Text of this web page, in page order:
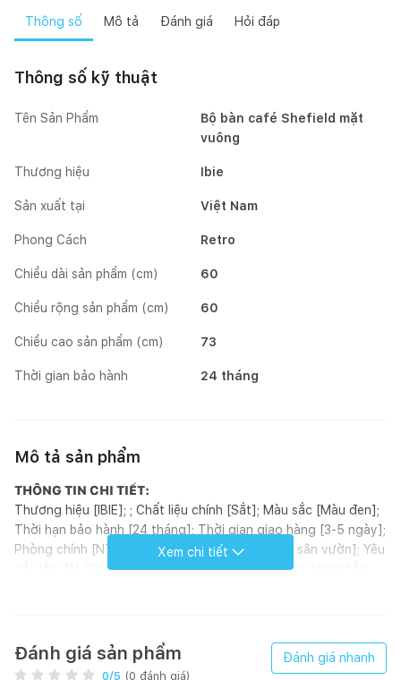
Thông số Mô tả Đánh giá Hỏi đáp
Thông số kỹ thuật
Tên Sản Phẩm
Bộ bàn café Shefield mặt
vuông
Thương hiệu Ibie
Sản xuất tại Việt Nam
Phong Cách Retro
Chiều dài sản phẩm (cm) 60
Chiều rộng sản phẩm (cm) 60
Chiều cao sản phẩm (cm) 73
Thời gian bảo hành 24 tháng
Mô tả sản phẩm
THÔNG TIN CHI TIẾT:
Thương hiệu [IBIE]; ; Chất liệu chính [Sắt]; Màu sắc [Màu đen];
Thời hạn bảo hành [24 tháng]; Thời gian giao hàng [3-5 ngày];
Phòng chính [NT café]; Phòng khác [Ban công, sân vườn]; Yêu
cầu lắp đặt [Không]; Bộ sưu tập [Bộ Venice]; Tình trạng tồn
GIỚI THIỆU SẢN PHẨM:
Bộ bàn café Shefield mặt vuông được làm từ chất liệu chính là
Xem chi tiết
Đánh giá sản phẩm
0/5 (0 đánh giá)
Đánh giá nhanh